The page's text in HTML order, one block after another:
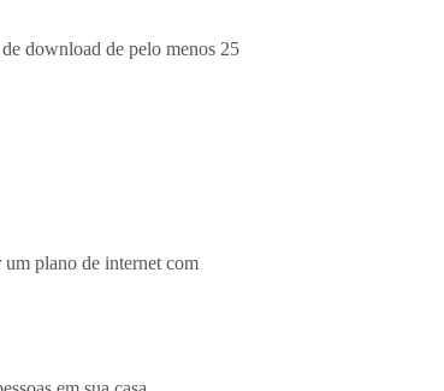
download de pelo menos 25
plano de internet com